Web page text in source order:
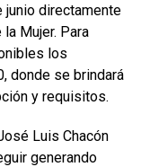
directamente
Mujer. Para
los
donde se brindará
y requisitos.
Luis Chacón
generando